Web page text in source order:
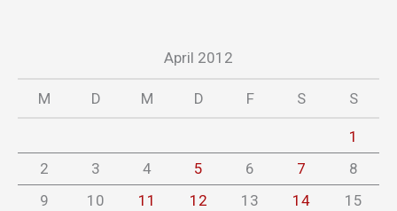
April 2012
M D M D F S S
1
2
3 4 5 6 7
8
9
10 11 12 13 14
15